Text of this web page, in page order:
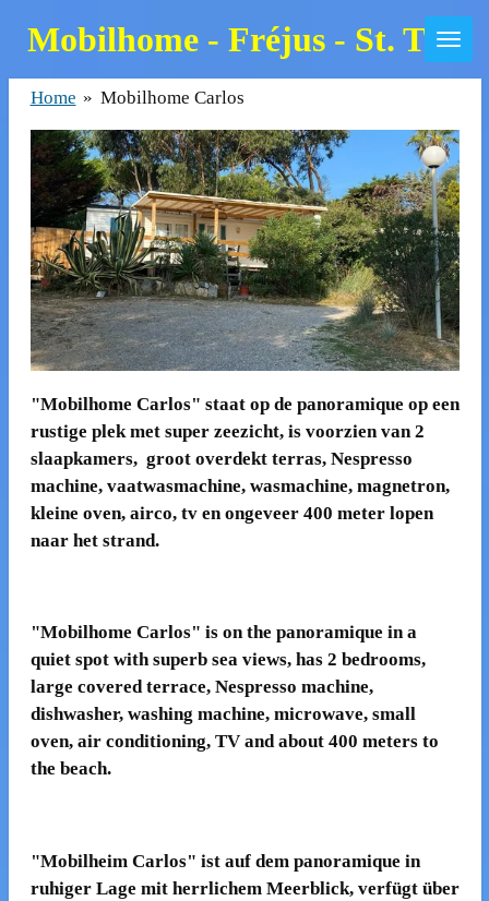
Skip
main
content
Mobilhome - Fréjus - St.
Home » Mobilhome Carlos
"Mobilhome Carlos" staat op de panoramique op een
rustige plek met super zeezicht, is voorzien van 2
slaapkamers, groot overdekt terras, Nespresso
machine, vaatwasmachine, wasmachine, magnetron,
kleine oven, airco, tv en ongeveer 400 meter lopen
naar het strand.
"Mobilhome Carlos" is on the panoramique in a
quiet spot with superb sea views, has 2 bedrooms,
large covered terrace, Nespresso machine,
dishwasher, washing machine, microwave, small
oven, air conditioning, TV and about 400 meters to
the beach.
"Mobilheim Carlos" ist auf dem panoramique in
ruhiger Lage mit herrlichem Meerblick, verfügt über